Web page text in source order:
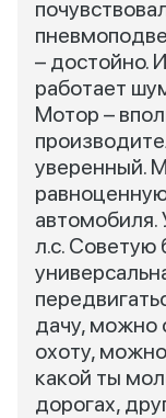
– достойно.
работает
Мотор –
уверенный.
автомобиля.
л.с. Советую
дачу, можно
охоту,
какой ты
дорогах,